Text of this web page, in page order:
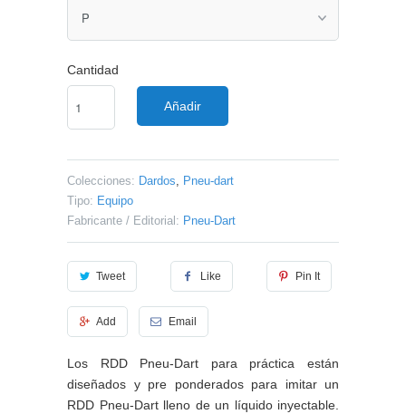
Cantidad
Añadir
Colecciones: Dardos, Pneu-dart
Tipo: Equipo
Fabricante / Editorial: Pneu-Dart
Tweet Like Pin It
Add Email
Los RDD Pneu-Dart para práctica están
diseñados y pre ponderados para imitar un
RDD Pneu-Dart lleno de un líquido inyectable.